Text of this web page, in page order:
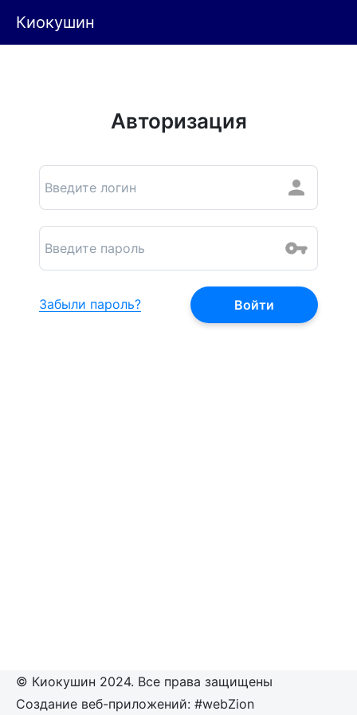
Киокушин
Авторизация
Забыли пароль?
© Киокушин 2024. Все права защищены
Создание веб-приложений: #webZion